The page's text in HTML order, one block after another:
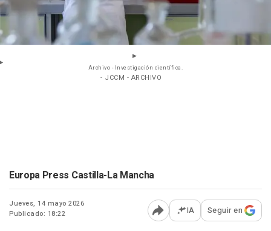
Archivo - Investigación científica.
- JCCM - ARCHIVO
Europa Press Castilla-La Mancha
Jueves, 14 mayo 2026
Publicado: 18:22
Abrir opciones para
IA Seguir en